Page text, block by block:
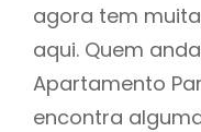
agora tem
aqui. Quem
Apartamento
encontra